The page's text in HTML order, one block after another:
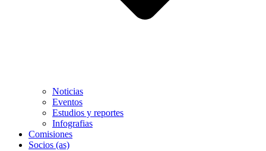
Noticias
Eventos
Estudios y reportes
Infografias
Comisiones
Socios (as)